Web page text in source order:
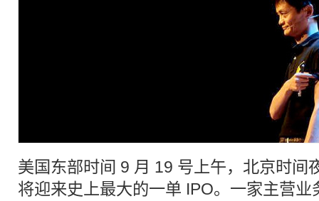
美国东部时间 9 月 19 号上午，北京时间
将迎来史上最大的一单 IPO。一家主营业